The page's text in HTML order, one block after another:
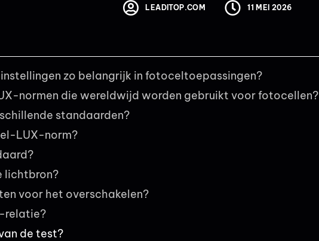
LEADITOP.COM 11 MEI 2026
zo belangrijk in fotoceltoepassingen?
normen die wereldwijd worden gebruikt voor fotocellen?
standaarden?
LUX-norm?
lichtbron?
voor het overschakelen?
relatie?
de test?